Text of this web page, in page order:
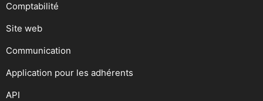
Comptabilité
Site web
Communication
Application pour les adhérents
API